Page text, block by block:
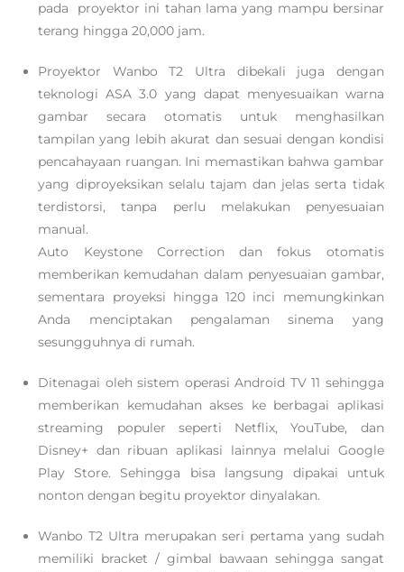
pada proyektor ini tahan lama yang mampu bersinar
terang hingga 20,000 jam.
Proyektor Wanbo T2 Ultra dibekali juga dengan
teknologi ASA 3.0 yang dapat menyesuaikan warna
gambar secara otomatis untuk menghasilkan
tampilan yang lebih akurat dan sesuai dengan kondisi
pencahayaan ruangan. Ini memastikan bahwa gambar
yang diproyeksikan selalu tajam dan jelas serta tidak
terdistorsi, tanpa perlu melakukan penyesuaian
manual.
Auto Keystone Correction dan fokus otomatis
memberikan kemudahan dalam penyesuaian gambar,
sementara proyeksi hingga 120 inci memungkinkan
Anda menciptakan pengalaman sinema yang
sesungguhnya di rumah.
Ditenagai oleh sistem operasi Android TV 11 sehingga
memberikan kemudahan akses ke berbagai aplikasi
streaming populer seperti Netflix, YouTube, dan
Disney+ dan ribuan aplikasi lainnya melalui Google
Play Store. Sehingga bisa langsung dipakai untuk
nonton dengan begitu proyektor dinyalakan.
Wanbo T2 Ultra merupakan seri pertama yang sudah
memiliki bracket / gimbal bawaan sehingga sangat